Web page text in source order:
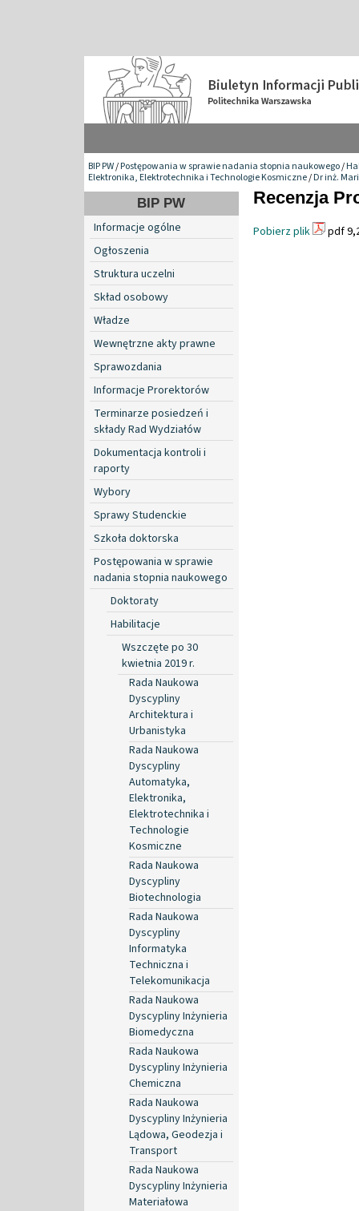
BIP PW/Postępowania w sprawie nadania stopnia naukowego/
Elektronika, Elektrotechnika i Technologie Kosmiczne/Dr inż.
BIP PW
Informacje ogólne
Ogłoszenia
Struktura uczelni
Skład osobowy
Władze
Wewnętrzne akty prawne
Sprawozdania
Informacje Prorektorów
Terminarze posiedzeń i
składy Rad Wydziałów
Dokumentacja kontroli i
raporty
Wybory
Sprawy Studenckie
Szkoła doktorska
Postępowania w sprawie
nadania stopnia naukowego
Doktoraty
Habilitacje
Wszczęte po 30
kwietnia 2019 r.
Rada Naukowa
Dyscypliny
Architektura i
Urbanistyka
Rada Naukowa
Dyscypliny
Automatyka,
Elektronika,
Elektrotechnika i
Technologie
Kosmiczne
Rada Naukowa
Dyscypliny
Biotechnologia
Rada Naukowa
Dyscypliny
Informatyka
Techniczna i
Telekomunikacja
Rada Naukowa
Dyscypliny Inżynieria
Biomedyczna
Rada Naukowa
Dyscypliny Inżynieria
Chemiczna
Rada Naukowa
Dyscypliny Inżynieria
Lądowa, Geodezja i
Transport
Rada Naukowa
Dyscypliny Inżynieria
Materiałowa
Recenzja
Pobierz plik pdf